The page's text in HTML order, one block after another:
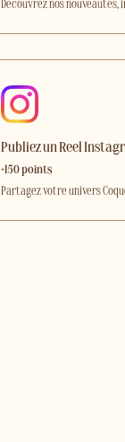
Découvrez nos
Publiez un Reel
+150 points
Partagez votre univers